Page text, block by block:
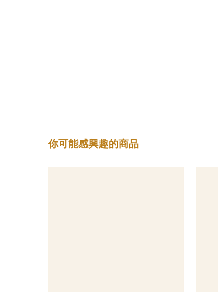
你可能感興趣的商品